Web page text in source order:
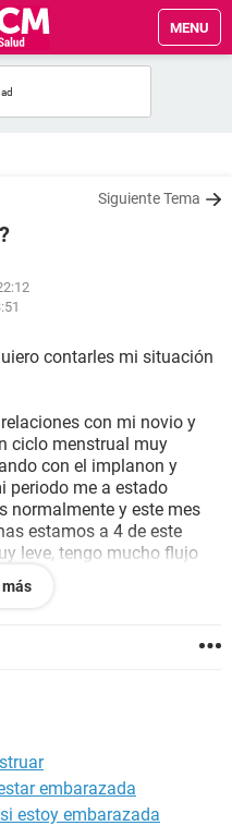
MENU
Siguiente Tema
contarles mi situación
con mi novio y
ciclo menstrual muy
con el implanon y
periodo me a estado
normalmente y este mes
estamos a 4 de este
leve, tengo mucho flujo
cuando me acuesta
duele al lado izquierdo o
muchas ganas de orinar
los senos, no le he
embarazada
estoy embarazada